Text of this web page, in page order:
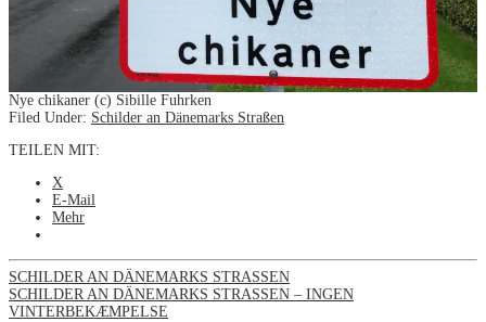
Nye chikaner (c) Sibille Fuhrken
Filed Under: Schilder an Dänemarks Straßen
TEILEN MIT:
X
E-Mail
Mehr
SCHILDER AN DÄNEMARKS STRASSEN
SCHILDER AN DÄNEMARKS STRASSEN – INGEN V
INTERBEKÆMPELSE